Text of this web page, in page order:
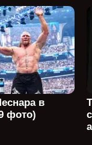
в
фото)